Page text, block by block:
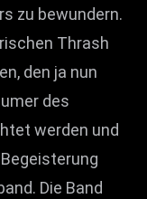
zu bewundern.
Thrash
den ja nun
des
werden und
Begeisterung
Die Band